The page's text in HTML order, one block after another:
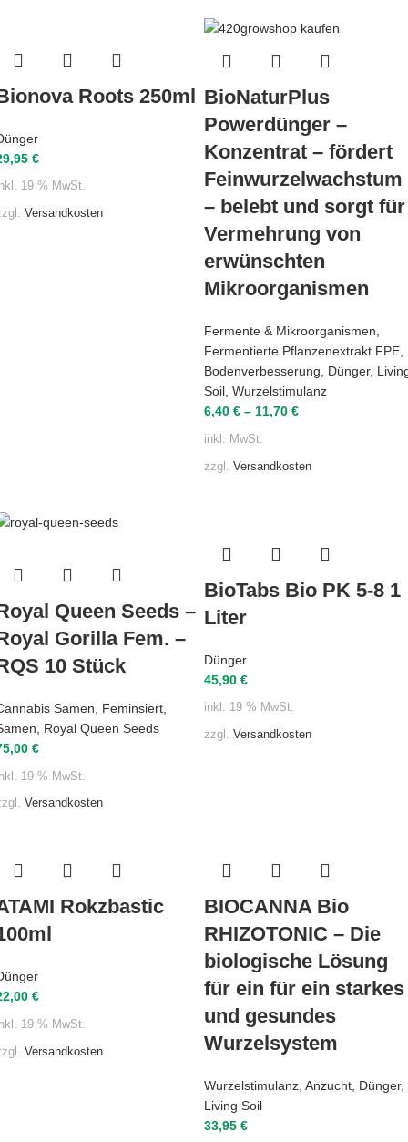
Roots 250ml
€
19 % MwSt.
Versandkosten
BioNaturPlus
Powerdünger –
Konzentrat – fördert
Feinwurzelwachstum
– belebt und sorgt für
Vermehrung von
erwünschten
Mikroorganismen
Fermente & Mikroorganismen
Fermentierte Pflanzenextrakt FPE
Bodenverbesserung
Dünger,
Soil Wurzelstimulanz
6,40 € – 11,70 €
inkl. MwSt.
zzgl. Versandkosten
Queen Seeds –
Gorilla Fem. –
10 Stück
Samen Feminsiert
Royal Queen Seeds
€
19 % MwSt.
Versandkosten
BioTabs Bio PK 5-8 1
Liter
Dünger
45,90 €
inkl. 19 % MwSt.
zzgl. Versandkosten
Rokzbastic
€
19 % MwSt.
Versandkosten
BIOCANNA Bio
RHIZOTONIC – Die
biologische Lösung
für ein für ein starkes
und gesundes
Wurzelsystem
Wurzelstimulanz, Anzucht, Dünger,
Living Soil
33,95 €